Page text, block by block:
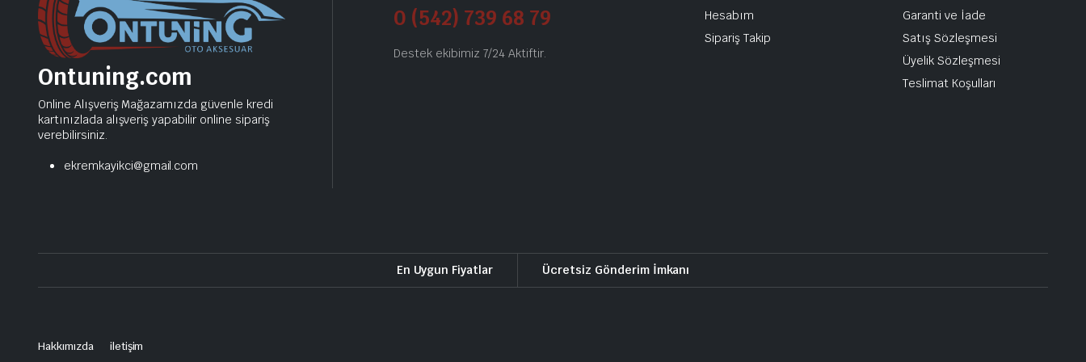
Ontuning.com
Online Alışveriş Mağazamızda güvenle kredi
kartınızlada alışveriş yapabilir online sipariş
verebilirsiniz.
ekremkayikci@gmail.com
0 (542) 739 68 79
Destek ekibimiz 7/24 Aktiftir.
Hesabım
Sipariş Takip
Garanti ve İade
Satış Sözleşmesi
Üyelik Sözleşmesi
Teslimat Koşulları
En Uygun Fiyatlar Ücretsiz Gönderim İmkanı
Hakkımızda iletişim